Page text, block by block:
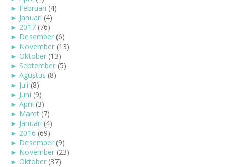
► Februari (4)
► Januari (4)
► 2017 (76)
► Desember (6)
► November (13)
► Oktober (13)
► September (5)
► Agustus (8)
► Juli (8)
► Juni (9)
► April (3)
► Maret (7)
► Januari (4)
► 2016 (69)
► Desember (9)
► November (23)
► Oktober (37)